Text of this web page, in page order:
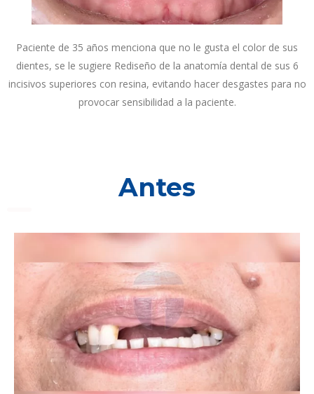
Paciente de 35 años menciona que no le gusta el color de sus
dientes, se le sugiere Rediseño de la anatomía dental de sus 6
incisivos superiores con resina, evitando hacer desgastes para no
provocar sensibilidad a la paciente.
Antes